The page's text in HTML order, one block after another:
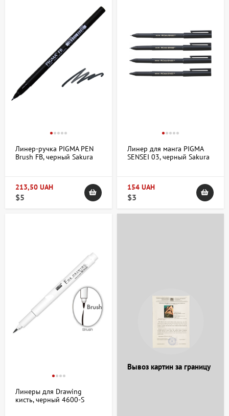
обратить внимание на следующие параметры:
Толщина наконечника:
элементами подойдут самые тонкие — от 0,05 до 0,2 мм.
Для более крупных контуров и штрихов — 0,3 мм и
больше.
Тип чернил:
водостойкие чернила особенно важны для
смешанных техник и добавления цветных акварельных
Комфорт использования:
учитывайте дизайн ручки и её
вес, особенно если приходится долго работать над
Линеры подходят как начинающим художникам, так и
профессионалам, работающим в области иллюстрации,
архитектурного черчения, дизайна и комиксов. Инструменты
Есть вопросы по категории Линеры?
+38 063 247 8102 artdomua
+38 063 247 8102 +38 063 247 8102
Линер-ручка PIGMA PEN
Brush FB, черный Sakura
213,50 UAH
$5
Линер для манга PIGMA
SENSEI 03, черный Sakura
154 UAH
$3
Линеры для Drawing
кисть, черный 4600-S
Вывоз картин за границу